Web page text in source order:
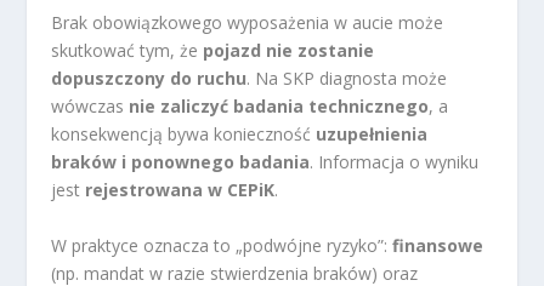
Brak obowiązkowego wyposażenia w aucie może
skutkować tym, że pojazd nie zostanie
dopuszczony do ruchu. Na SKP diagnosta może
wówczas nie zaliczyć badania technicznego, a
konsekwencją bywa konieczność uzupełnienia
braków i ponownego badania. Informacja o wyniku
jest rejestrowana w CEPiK.
W praktyce oznacza to „podwójne ryzyko”:finansowe
(np. mandat w razie stwierdzenia braków) oraz